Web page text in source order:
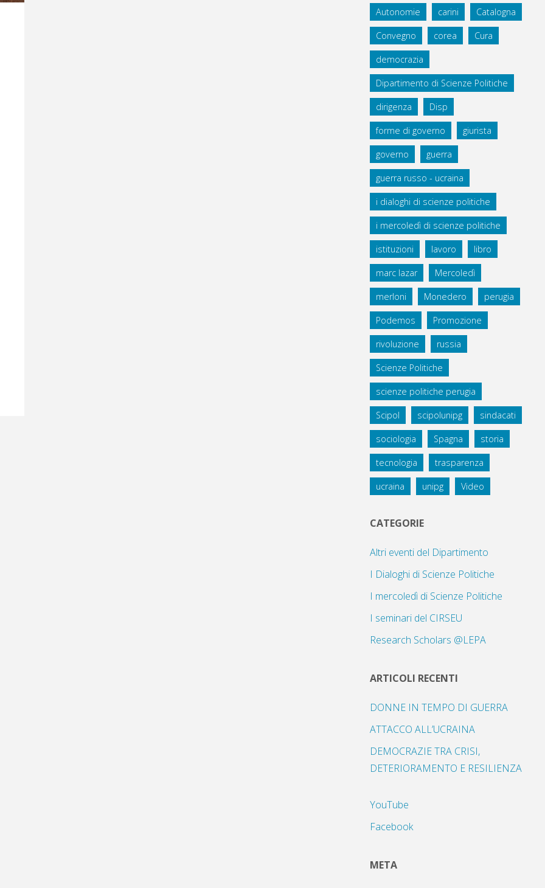
Autonomie carini Catalogna
Convegno corea Cura
democrazia
Dipartimento di Scienze Politiche
dirigenza Disp
forme di governo giurista
governo guerra
guerra russo - ucraina
i dialoghi di scienze politiche
i mercoledì di scienze politiche
istituzioni lavoro libro
marc lazar Mercoledì
merloni Monedero perugia
Podemos Promozione
rivoluzione russia
Scienze Politiche
scienze politiche perugia
Scipol scipolunipg sindacati
sociologia Spagna storia
tecnologia trasparenza
ucraina unipg Video
CATEGORIE
Altri eventi del Dipartimento
I Dialoghi di Scienze Politiche
I mercoledì di Scienze Politiche
I seminari del CIRSEU
Research Scholars @LEPA
ARTICOLI RECENTI
DONNE IN TEMPO DI GUERRA
ATTACCO ALL’UCRAINA
DEMOCRAZIE TRA CRISI,
DETERIORAMENTO E RESILIENZA
YouTube
Facebook
META